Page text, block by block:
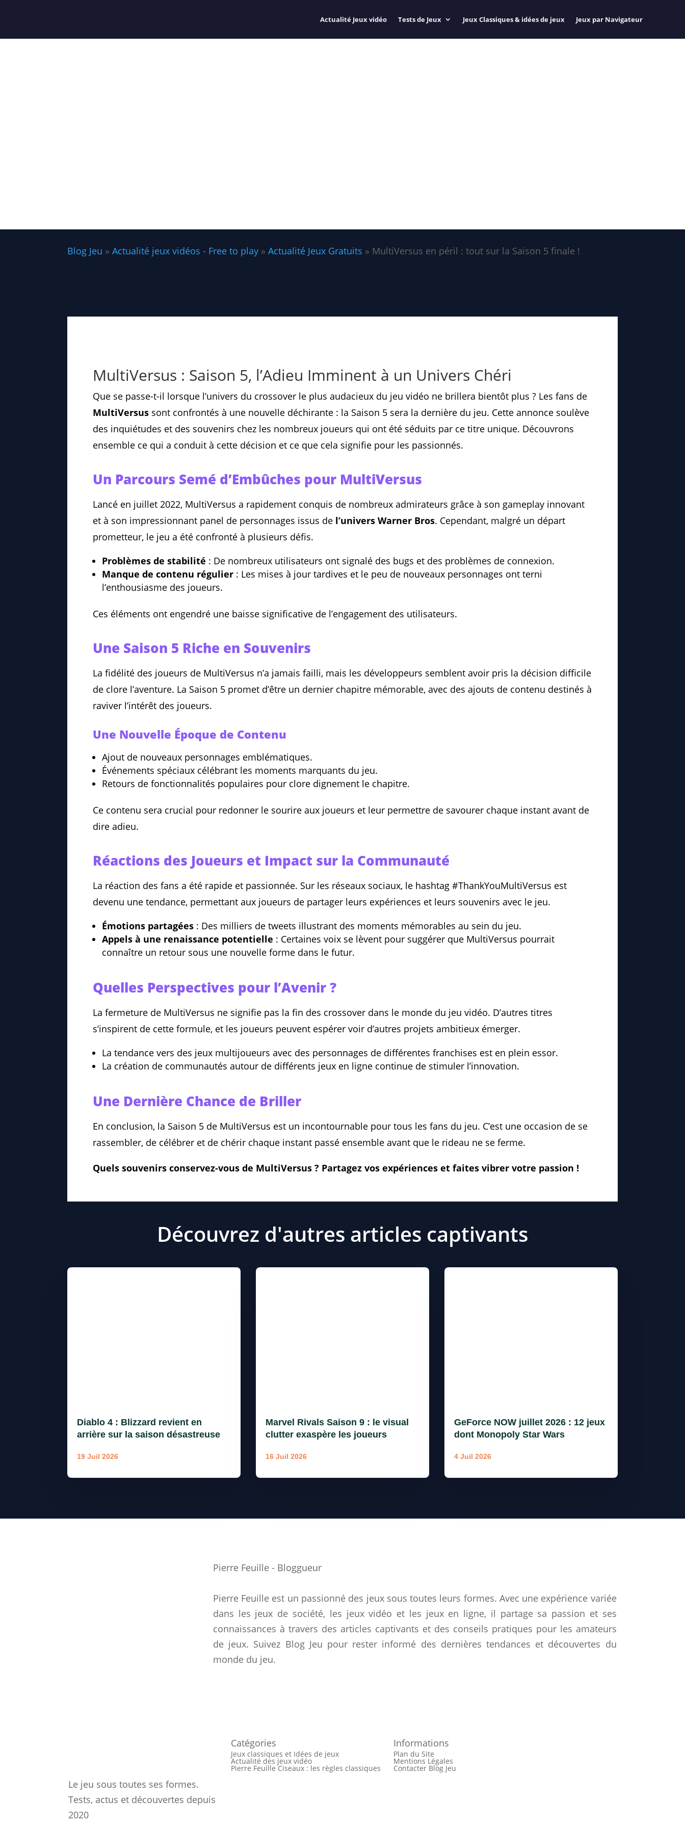
Actualité Jeux vidéo Tests de Jeux Jeux Classiques & idées de jeux Jeux par Navigateur
Blog Jeu » Actualité jeux vidéos - Free to play » Actualité Jeux Gratuits » MultiVersus en péril : tout sur la Saison 5 finale !
MultiVersus : Saison 5, l’Adieu Imminent à un Univers Chéri
Que se passe-t-il lorsque l’univers du crossover le plus audacieux du jeu vidéo ne brillera bientôt plus ? Les fans de
MultiVersus sont confrontés à une nouvelle déchirante : la Saison 5 sera la dernière du jeu. Cette annonce soulève
des inquiétudes et des souvenirs chez les nombreux joueurs qui ont été séduits par ce titre unique. Découvrons
ensemble ce qui a conduit à cette décision et ce que cela signifie pour les passionnés.
Un Parcours Semé d’Embûches pour MultiVersus
Lancé en juillet 2022, MultiVersus a rapidement conquis de nombreux admirateurs grâce à son gameplay innovant
et à son impressionnant panel de personnages issus de l’univers Warner Bros. Cependant, malgré un départ
prometteur, le jeu a été confronté à plusieurs défis.
Problèmes de stabilité : De nombreux utilisateurs ont signalé des bugs et des problèmes de connexion.
Manque de contenu régulier : Les mises à jour tardives et le peu de nouveaux personnages ont terni
l’enthousiasme des joueurs.
Ces éléments ont engendré une baisse significative de l’engagement des utilisateurs.
Une Saison 5 Riche en Souvenirs
La fidélité des joueurs de MultiVersus n’a jamais failli, mais les développeurs semblent avoir pris la décision difficile
de clore l’aventure. La Saison 5 promet d’être un dernier chapitre mémorable, avec des ajouts de contenu destinés à
raviver l’intérêt des joueurs.
Une Nouvelle Époque de Contenu
Ajout de nouveaux personnages emblématiques.
Événements spéciaux célébrant les moments marquants du jeu.
Retours de fonctionnalités populaires pour clore dignement le chapitre.
Ce contenu sera crucial pour redonner le sourire aux joueurs et leur permettre de savourer chaque instant avant de
dire adieu.
Réactions des Joueurs et Impact sur la Communauté
La réaction des fans a été rapide et passionnée. Sur les réseaux sociaux, le hashtag #ThankYouMultiVersus est
devenu une tendance, permettant aux joueurs de partager leurs expériences et leurs souvenirs avec le jeu.
Émotions partagées : Des milliers de tweets illustrant des moments mémorables au sein du jeu.
Appels à une renaissance potentielle : Certaines voix se lèvent pour suggérer que MultiVersus pourrait
connaître un retour sous une nouvelle forme dans le futur.
Quelles Perspectives pour l’Avenir ?
La fermeture de MultiVersus ne signifie pas la fin des crossover dans le monde du jeu vidéo. D’autres titres
s’inspirent de cette formule, et les joueurs peuvent espérer voir d’autres projets ambitieux émerger.
La tendance vers des jeux multijoueurs avec des personnages de différentes franchises est en plein essor.
La création de communautés autour de différents jeux en ligne continue de stimuler l’innovation.
Une Dernière Chance de Briller
En conclusion, la Saison 5 de MultiVersus est un incontournable pour tous les fans du jeu. C’est une occasion de se
rassembler, de célébrer et de chérir chaque instant passé ensemble avant que le rideau ne se ferme.
Quels souvenirs conservez-vous de MultiVersus ? Partagez vos expériences et faites vibrer votre passion !
Découvrez d'autres articles captivants
Diablo 4 : Blizzard revient en
arrière sur la saison désastreuse
19 Juil 2026
Marvel Rivals Saison 9 : le visual
clutter exaspère les joueurs
16 Juil 2026
GeForce NOW juillet 2026 : 12 jeux
dont Monopoly Star Wars
4 Juil 2026
Pierre Feuille - Bloggueur
Pierre Feuille est un passionné des jeux sous toutes leurs formes. Avec une expérience variée
dans les jeux de société, les jeux vidéo et les jeux en ligne, il partage sa passion et ses
connaissances à travers des articles captivants et des conseils pratiques pour les amateurs
de jeux. Suivez Blog Jeu pour rester informé des dernières tendances et découvertes du
monde du jeu.
Le jeu sous toutes ses formes.
Tests, actus et découvertes depuis
2020
Catégories
Jeux classiques et Idées de jeux
Actualité des jeux vidéo
Pierre Feuille Ciseaux : les règles classiques
Informations
Plan du Site
Mentions Légales
Contacter Blog Jeu